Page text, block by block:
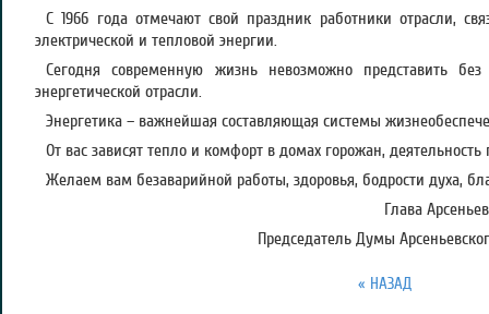
С 1966 года отмечают свой праздник работники отрасли,
электрической и тепловой энергии.
Сегодня современную жизнь невозможно представить
энергетической отрасли.
Энергетика – важнейшая составляющая системы
От вас зависят тепло и комфорт в домах горожан,
Желаем вам безаварийной работы, здоровья, бодрости духа,
Глава
Председатель Думы
« НАЗАД